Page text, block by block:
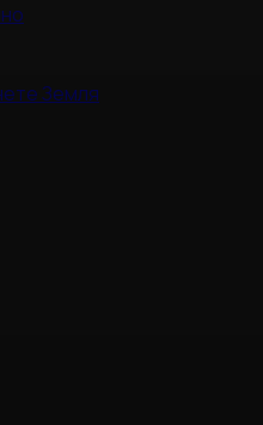
Земля